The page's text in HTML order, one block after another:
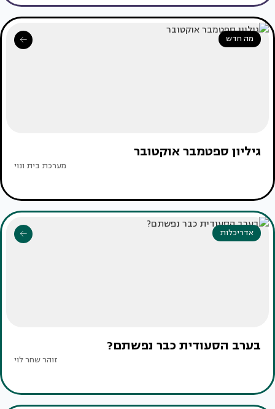
מה חדש
גיליון ספטמבר אוקטובר
מערכת בית ונוי
אדריכלות
בערב הסעודית כבר נפשתם?
זוהר שחר לוי